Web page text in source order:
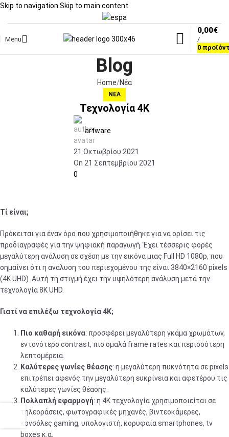
Skip to navigation Skip to main content
Menu
0
/
0,00€
Blog
Home Νέα
ΝΈΑ
Τεχνολογία 4Κ
artware
21 Οκτωβρίου 2021
On 21 Σεπτεμβρίου 2021
0
Τί είναι;
Πρόκειται για έναν όρο που χρησιμοποιήθηκε για να ορίσει τις
προδιαγραφές για την ψηφιακή παραγωγή. Έχει τέσσερις φορές
μεγαλύτερη ανάλυση σε σχέση με την εικόνα μιας Full HD 1080p, που
σημαίνει ότι η ανάλυση του περιεχομένου της είναι 3840×2160 pixels
(4K UHD). Αυτή τη στιγμή έχει την υψηλότερη ανάλυση μετά την
τεχνολογία 8K UHD.
Γιατί να επιλέξω τεχνολογία 4Κ;
Πιο καθαρή εικόνα: προσφέρει μεγαλύτερη γκάμα χρωμάτων,
εντονότερο contrast, πιο ομαλά frame rates και περισσότερη
λεπτομέρεια.
Καλύτερες γωνίες θέασης: η μεγαλύτερη πυκνότητα σε pixels
επιτρέπει αφενός την μεγαλύτερη ευκρίνεια και αφετέρου τις
καλύτερες γωνίες θέασης.
Πολλαπλή εφαρμογή: η 4Κ τεχνολογία χρησιμοποιείται σε
τηλεοράσεις, φωτογραφικές μηχανές, βιντεοκάμερες,
κονσόλες gaming, υπολογιστή, κορυφαία smartphones, tv
boxes κ.α.